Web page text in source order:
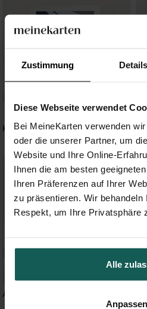
Zustimmung Details
Diese Webseite verwendet
Bei MeineKarten verwenden
oder die unserer Partner, um
Website und Ihre Online-
Ihnen die am besten
Ihren Präferenzen auf Ihrer
zu präsentieren. Wir
Respekt, um Ihre Privatsphäre
Alle
Anpassen
Kleiner Löwe
All in One Muster